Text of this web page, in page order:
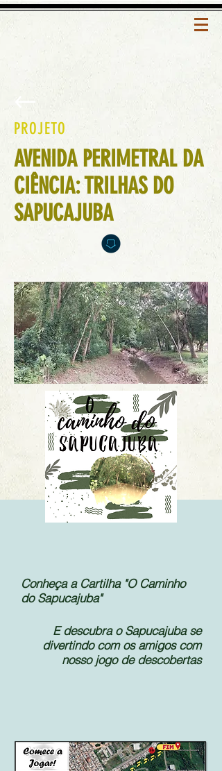
PROJETO
AVENIDA PERIMETRAL DA
CIÊNCIA: TRILHAS DO
SAPUCAJUBA
Conheça a Cartilha "O Caminho
do Sapucajuba"
E descubra o Sapucajuba se
divertindo com os amigos com
nosso jogo de descobertas